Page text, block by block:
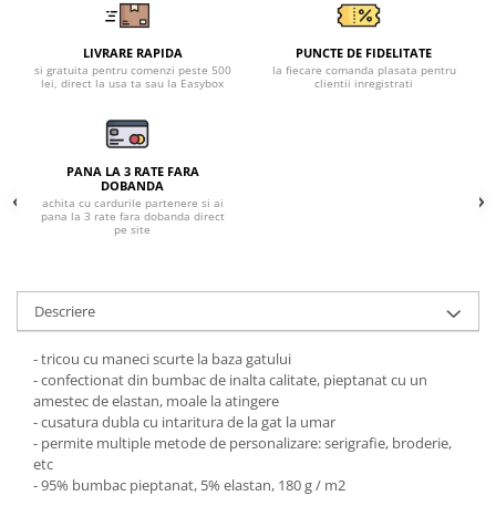
Veste de lucru
Manecute
Sorturi impermeabile
Pentru sudura
Jachete pentru sudura
Pentru copii
Veste de lucru
Pentru femei
Bluze pentru femei
Fleece-uri
Halate
LIVRARE RAPIDA
si gratuita pentru comenzi peste 500
lei, direct la usa ta sau la Easybox
PUNCTE DE FIDELITATE
la fiecare comanda plasata pentru
clientii inregistrati
PANA LA 3 RATE FARA
DOBANDA
achita cu cardurile partenere si ai
pana la 3 rate fara dobanda direct
pe site
Descriere
- tricou cu maneci scurte la baza gatului
- confectionat din bumbac de inalta calitate, pieptanat cu un
amestec de elastan, moale la atingere
- cusatura dubla cu intaritura de la gat la umar
- permite multiple metode de personalizare: serigrafie, broderie,
etc
- 95% bumbac pieptanat, 5% elastan, 180 g / m2